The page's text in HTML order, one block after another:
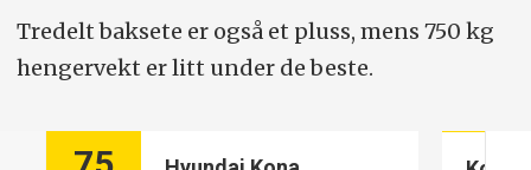
Vekt/nyttelast:1760/385.
0–100/toppfart:7,8 sek/172 km/t.
Tredelt baksete er også et pluss, mens 750 kg
hengervekt er litt under de beste.